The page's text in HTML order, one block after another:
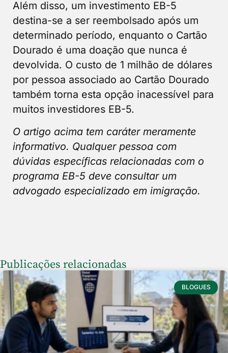
Além disso, um investimento EB-5
destina-se a ser reembolsado após um
determinado período, enquanto o Cartão
Dourado é uma doação que nunca é
devolvida. O custo de 1 milhão de dólares
por pessoa associado ao Cartão Dourado
também torna esta opção inacessível para
muitos investidores EB-5.
O artigo acima tem caráter meramente
informativo. Qualquer pessoa com
dúvidas específicas relacionadas com o
programa EB-5 deve consultar um
advogado especializado em imigração.
Publicações relacionadas
BLOGUES